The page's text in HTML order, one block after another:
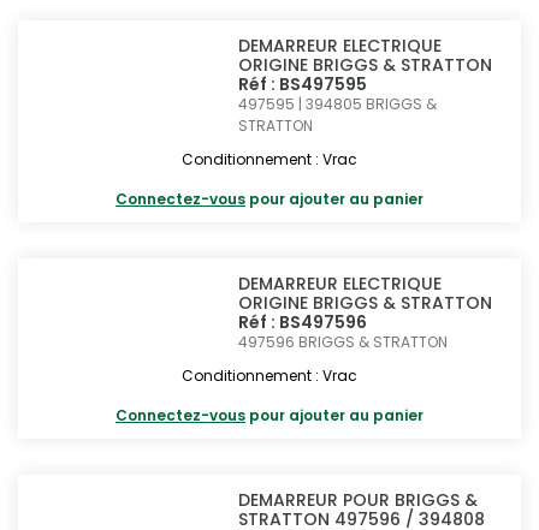
DEMARREUR ELECTRIQUE
ORIGINE BRIGGS & STRATTON
Réf : BS497595
497595 | 394805 BRIGGS &
STRATTON
Conditionnement : Vrac
Connectez-vous pour ajouter au panier
DEMARREUR ELECTRIQUE
ORIGINE BRIGGS & STRATTON
Réf : BS497596
497596 BRIGGS & STRATTON
Conditionnement : Vrac
Connectez-vous pour ajouter au panier
DEMARREUR POUR BRIGGS &
STRATTON 497596 / 394808